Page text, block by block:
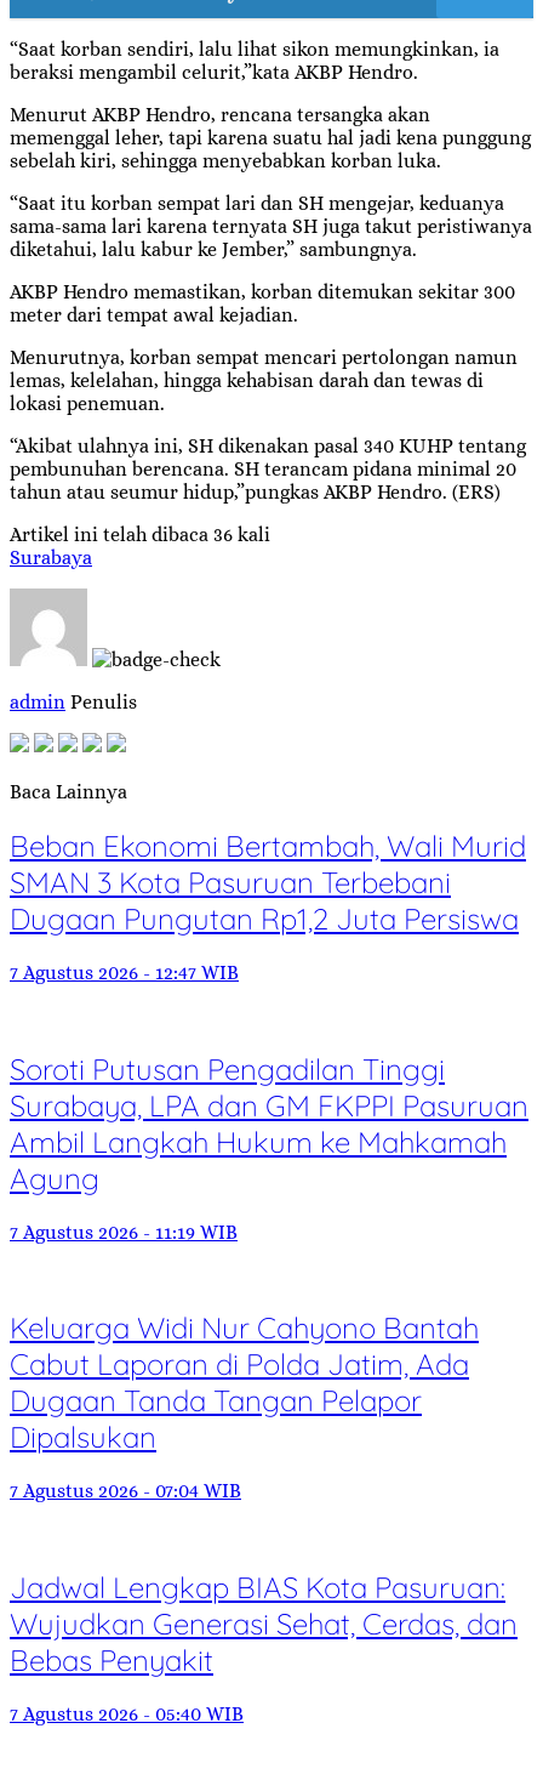
“Saat korban sendiri, lalu lihat sikon memungkinkan, ia
beraksi mengambil celurit,”kata AKBP Hendro.
Menurut AKBP Hendro, rencana tersangka akan
memenggal leher, tapi karena suatu hal jadi kena punggung
sebelah kiri, sehingga menyebabkan korban luka.
“Saat itu korban sempat lari dan SH mengejar, keduanya
sama-sama lari karena ternyata SH juga takut peristiwanya
diketahui, lalu kabur ke Jember,” sambungnya.
AKBP Hendro memastikan, korban ditemukan sekitar 300
meter dari tempat awal kejadian.
Menurutnya, korban sempat mencari pertolongan namun
lemas, kelelahan, hingga kehabisan darah dan tewas di
lokasi penemuan.
“Akibat ulahnya ini, SH dikenakan pasal 340 KUHP tentang
pembunuhan berencana. SH terancam pidana minimal 20
tahun atau seumur hidup,”pungkas AKBP Hendro. (ERS)
Artikel ini telah dibaca 36 kali
Surabaya
admin Penulis
Baca Lainnya
Beban Ekonomi Bertambah, Wali Murid
SMAN 3 Kota Pasuruan Terbebani
Dugaan Pungutan Rp1,2 Juta Persiswa
7 Agustus 2026 - 12:47 WIB
Soroti Putusan Pengadilan Tinggi
Surabaya, LPA dan GM FKPPI Pasuruan
Ambil Langkah Hukum ke Mahkamah
Agung
7 Agustus 2026 - 11:19 WIB
Keluarga Widi Nur Cahyono Bantah
Cabut Laporan di Polda Jatim, Ada
Dugaan Tanda Tangan Pelapor
Dipalsukan
7 Agustus 2026 - 07:04 WIB
Jadwal Lengkap BIAS Kota Pasuruan:
Wujudkan Generasi Sehat, Cerdas, dan
Bebas Penyakit
7 Agustus 2026 - 05:40 WIB